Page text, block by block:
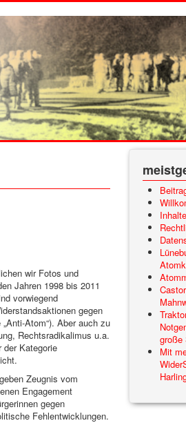
wir Fotos und
Jahren 1998 bis 2011
vorwiegend
gegen
Atom“). Aber auch zu
Rechtsradikalimus u.a.
der Kategorie
Zeugnis vom
Engagement
gegen
Fehlentwicklungen.
große
Mit